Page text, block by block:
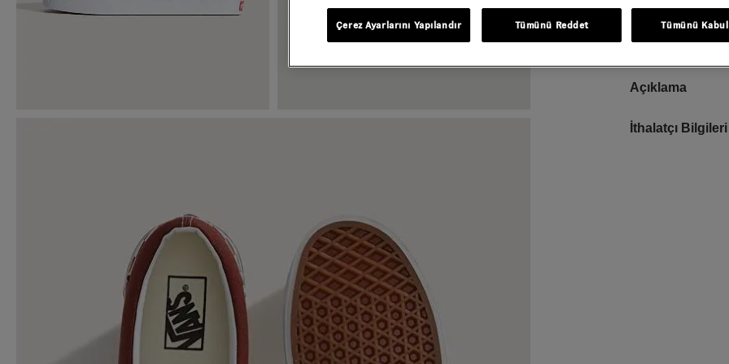
Gelince Haber Ver
Bu ürünle ilgileniyorum
Açıklama
İthalatçı Bilgileri
Tümünü Reddet Tümünü
Çerez Ayarlarını Yapılandır